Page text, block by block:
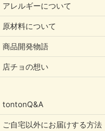
アレルギーについて
原材料について
商品開発物語
店チョの想い
tontonQ&A
ご自宅以外にお届けする方法